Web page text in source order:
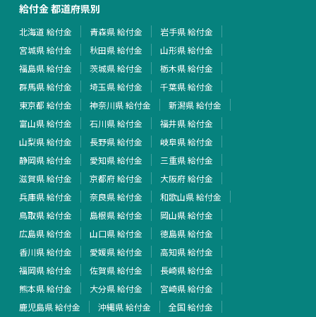
給付金 都道府県別
北海道 給付金 青森県 給付金
岩手県 給付金
宮城県 給付金
秋田県 給付金
山形県 給付金
福島県 給付金
茨城県 給付金
栃木県 給付金
群馬県 給付金
埼玉県 給付金
千葉県 給付金
東京都 給付金
神奈川県 給付金
新潟県 給付金
富山県 給付金
石川県 給付金
福井県 給付金
山梨県 給付金
長野県 給付金
岐阜県 給付金
静岡県 給付金
愛知県 給付金
三重県 給付金
滋賀県 給付金
京都府 給付金
大阪府 給付金
兵庫県 給付金
奈良県 給付金
和歌山県 給付金
鳥取県 給付金
島根県 給付金
岡山県 給付金
広島県 給付金
山口県 給付金
徳島県 給付金
香川県 給付金
愛媛県 給付金
高知県 給付金
福岡県 給付金
佐賀県 給付金
長崎県 給付金
熊本県 給付金
大分県 給付金
宮崎県 給付金
鹿児島県 給付金
沖縄県 給付金
全国 給付金